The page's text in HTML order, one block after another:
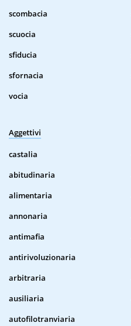
scombacia
scuocia
sfiducia
sfornacia
vocia
Aggettivi
castalia
abitudinaria
alimentaria
annonaria
antimafia
antirivoluzionaria
arbitraria
ausiliaria
autofilotranviaria